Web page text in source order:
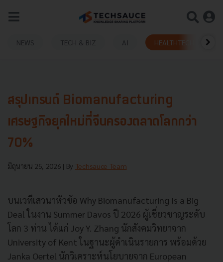
NEWS TECH & BIZ AI HEALTHTECH
สรุปเทรนด์ Biomanufacturing
เศรษฐกิจยุคใหม่ที่จีนครองตลาดโลกกว่า
70%
มิถุนายน 25, 2026 | By Techsauce Team
บนเวทีเสวนาหัวข้อ Why Biomanufacturing Is a Big
Deal ในงาน Summer Davos ปี 2026 ผู้เชี่ยวชาญระดับ
โลก 3 ท่าน ได้แก่ Joy Y. Zhang นักสังคมวิทยาจาก
University of Kent ในฐานะผู้ดำเนินรายการ พร้อมด้วย
Janka Oertel นักวิเคราะห์นโยบายจาก European